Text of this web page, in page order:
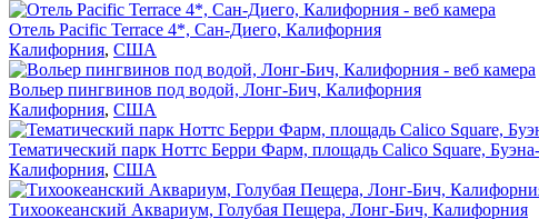
Отель Pacific Terrace 4*, Сан-Диего, Калифорния
Калифорния, США
Вольер пингвинов под водой, Лонг-Бич, Калифорния
Калифорния, США
Тематический парк Ноттс Берри Фарм, площадь Calico Square,
Калифорния, США
Тихоокеанский Аквариум, Голубая Пещера, Лонг-Бич, Калифорния